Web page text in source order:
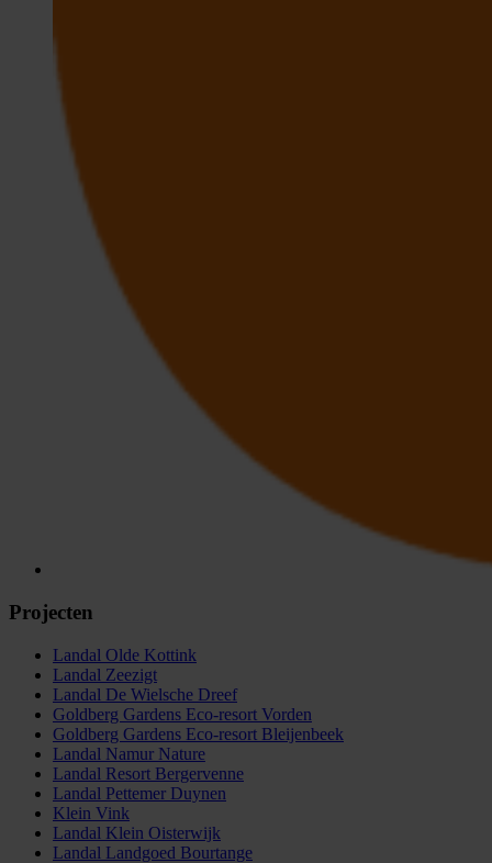
Projecten
Landal Olde Kottink
Landal Zeezigt
Landal De Wielsche Dreef
Goldberg Gardens Eco-resort Vorden
Goldberg Gardens Eco-resort Bleijenbeek
Landal Namur Nature
Landal Resort Bergervenne
Landal Pettemer Duynen
Klein Vink
Landal Klein Oisterwijk
Landal Landgoed Bourtange